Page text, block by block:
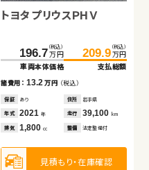
トヨタ プリウスＰＨＶ
196.7 （税込）
万円
車両本体価格
209.9 （税込）
万円
支払総額
諸費用： 13.2 万円 （税込）
保証 あり 住所 岩手県
年式 2021年 走行 39,100 km
排気 1,800cc 整備 法定整備付
見積もり・在庫確認
トヨタ ヴェルファイア
119.8 （税込）
万円
車両本体価格
132.9 （税込）
万円
支払総額
諸費用： 13.1 万円 （税込）
保証 あり 住所 鹿児島県
年式 2012年 走行 62,200 km
排気 2,400cc 整備 法定整備付
見積もり・在庫確認
日産 エクストレイル
98.3
車両本体価格
107.0 万円
支払総額
諸費用：8.7万円（税込）
保証 なし 住所 長野県